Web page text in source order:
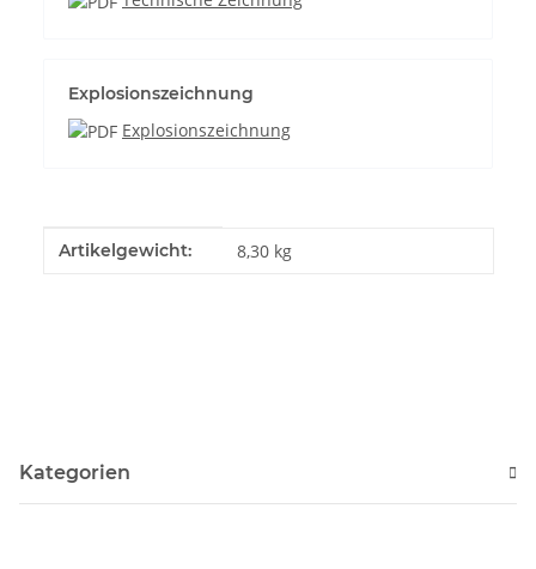
Explosionszeichnung
Explosionszeichnung
Produkteigenschaft
Wert
Artikelgewicht: 8,30 kg
Kategorien